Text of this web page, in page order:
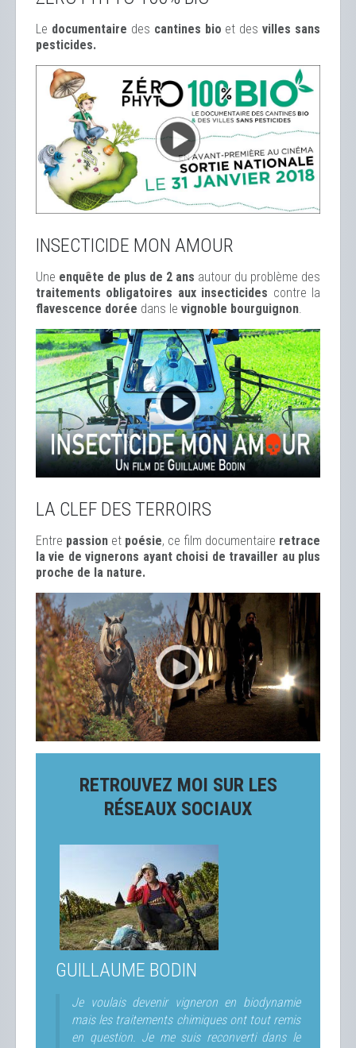
Le documentaire des cantines bio et desvilles sans
pesticides.
INSECTICIDE MON AMOUR
Une enquête de plus de 2 ans autour du problème des
traitements obligatoires aux insecticides contre la
flavescence dorée dans le vignoble bourguignon.
LA CLEF DES TERROIRS
Entre passion et poésie, ce film documentaire retrace
la vie de vignerons ayant choisi de travailler au plus
proche de la nature.
RETROUVEZ MOI SUR LES
RÉSEAUX SOCIAUX
GUILLAUME BODIN
Je voulais devenir vigneron en biodynamie
mais les traitements chimiques ont tout remis
en question. Je me suis reconverti dans le